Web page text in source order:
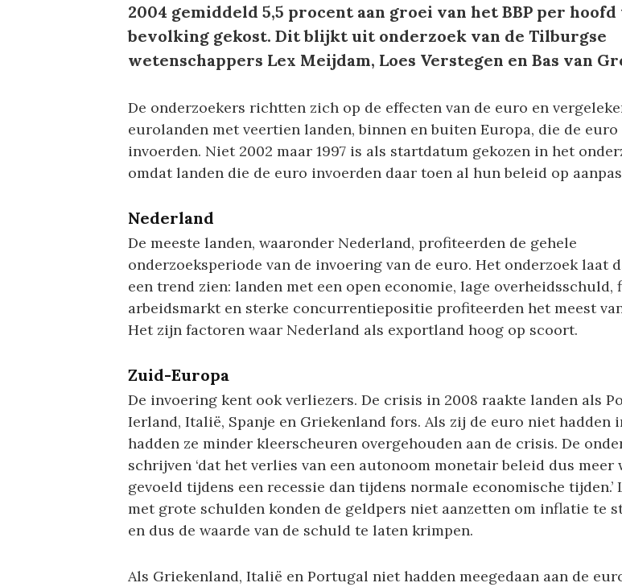
2004 gemiddeld 5,5 procent aan groei van het BBP per hoofd
bevolking gekost. Dit blijkt uit onderzoek van de Tilburgse
wetenschappers Lex Meijdam, Loes Verstegen en Bas van
De onderzoekers richtten zich op de effecten van de euro en
eurolanden met veertien landen, binnen en buiten Europa, die de
invoerden. Niet 2002 maar 1997 is als startdatum gekozen in het
omdat landen die de euro invoerden daar toen al hun beleid op
Nederland
De meeste landen, waaronder Nederland, profiteerden de gehele
onderzoeksperiode van de invoering van de euro. Het onderzoek laat
een trend zien: landen met een open economie, lage overheidsschuld,
arbeidsmarkt en sterke concurrentiepositie profiteerden het meest
Het zijn factoren waar Nederland als exportland hoog op scoort.
Zuid-Europa
De invoering kent ook verliezers. De crisis in 2008 raakte landen als
Ierland, Italië, Spanje en Griekenland fors. Als zij de euro niet hadden
hadden ze minder kleerscheuren overgehouden aan de crisis. De
schrijven ‘dat het verlies van een autonoom monetair beleid dus meer
gevoeld tijdens een recessie dan tijdens normale economische tijden.’
met grote schulden konden de geldpers niet aanzetten om inflatie te
en dus de waarde van de schuld te laten krimpen.
Als Griekenland, Italië en Portugal niet hadden meegedaan aan de